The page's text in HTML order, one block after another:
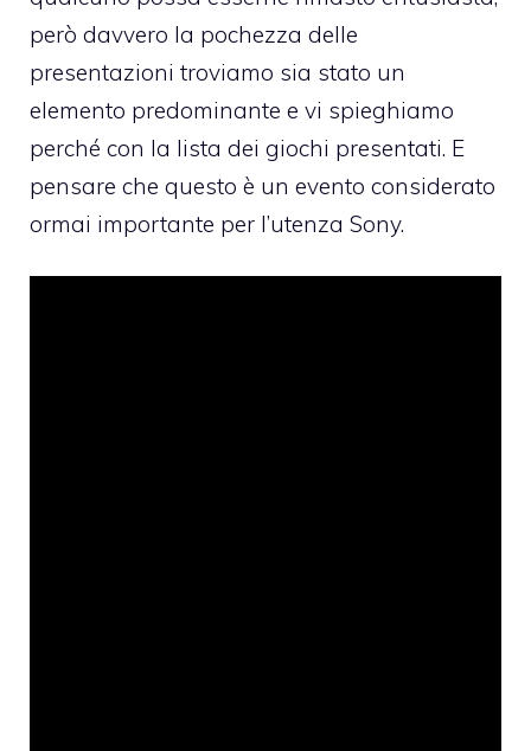
però davvero la pochezza delle
presentazioni troviamo sia stato un
elemento predominante e vi spieghiamo
perché con la lista dei giochi presentati. E
pensare che questo è un evento considerato
ormai importante per l’utenza Sony.